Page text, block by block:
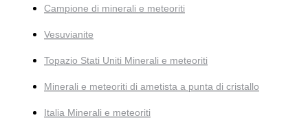
Campione di minerali e meteoriti
Vesuvianite
Topazio Stati Uniti Minerali e meteoriti
Minerali e meteoriti di ametista a punta di cristallo
Italia Minerali e meteoriti